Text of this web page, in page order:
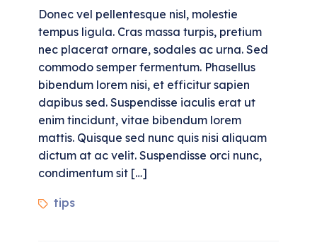
Donec vel pellentesque nisl, molestie
tempus ligula. Cras massa turpis, pretium
nec placerat ornare, sodales ac urna. Sed
commodo semper fermentum. Phasellus
bibendum lorem nisi, et efficitur sapien
dapibus sed. Suspendisse iaculis erat ut
enim tincidunt, vitae bibendum lorem
mattis. Quisque sed nunc quis nisi aliquam
dictum at ac velit. Suspendisse orci nunc,
condimentum sit […]
tips